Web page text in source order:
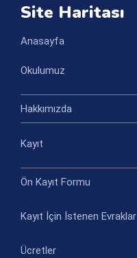
Site Haritası
Anasayfa
Okulumuz
Hakkımızda
Kayıt
Ön Kayıt Formu
Kayıt İçin İstenen Evraklar
Ücretler